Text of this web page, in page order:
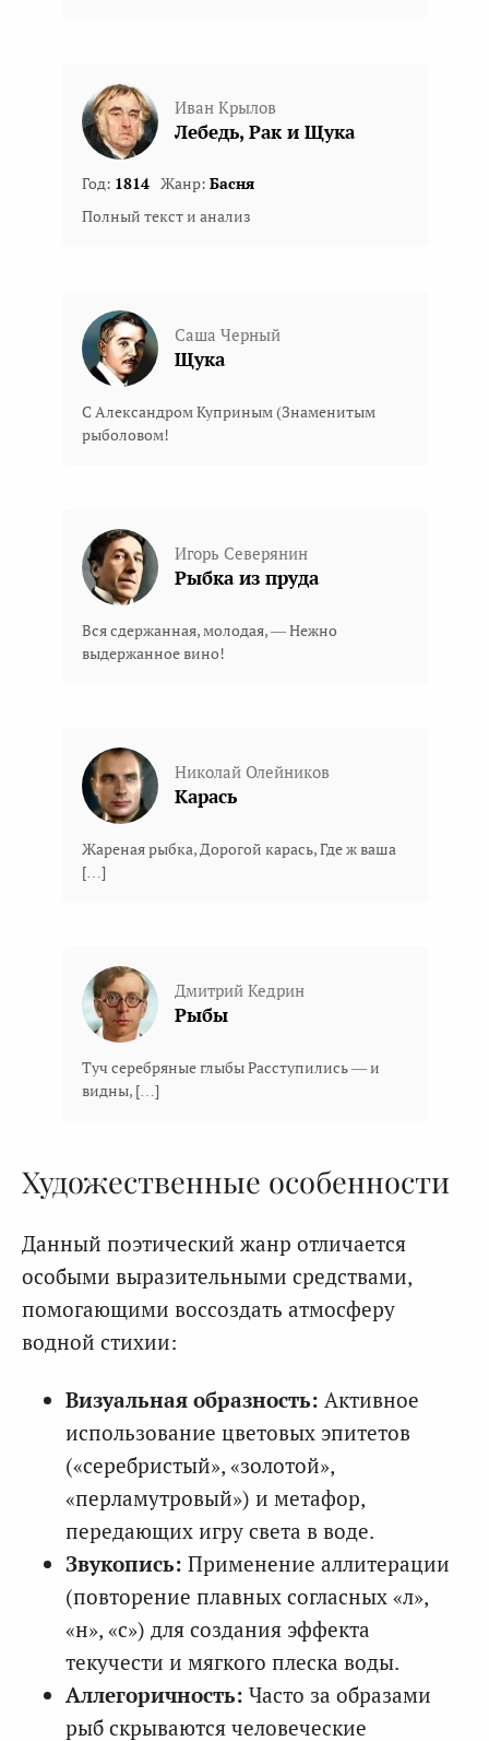
Иван Крылов
Лебедь, Рак и Щука
Год: 1814 Жанр: Басня
Полный текст и анализ
Саша Черный
Щука
С Александром Куприным (Знаменитым
рыболовом!
Игорь Северянин
Рыбка из пруда
Вся сдержанная, молодая, — Нежно
выдержанное вино!
Николай Олейников
Карась
Жареная рыбка, Дорогой карась, Где ж ваша
[…]
Дмитрий Кедрин
Рыбы
Туч серебряные глыбы Расступились — и
видны, […]
Художественные особенности
Данный поэтический жанр отличается
особыми выразительными средствами,
помогающими воссоздать атмосферу
водной стихии:
Визуальная образность: Активное
использование цветовых эпитетов
(«серебристый», «золотой»,
«перламутровый») и метафор,
передающих игру света в воде.
Звукопись: Применение аллитерации
(повторение плавных согласных «л»,
«н», «с») для создания эффекта
текучести и мягкого плеска воды.
Аллегоричность: Часто за образами
рыб скрываются человеческие